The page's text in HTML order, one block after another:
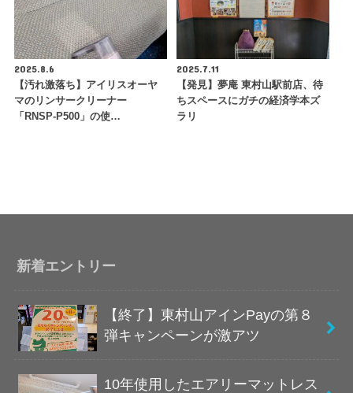
2025.8.6
【汚れ激落ち】アイリスオーヤ
マのリンサークリーナー
「RNSP-P500」の使…
2025.7.11
【発見】夢庵 東村山駅前店、待
ちスペースにガチの経済学本ズ
ラリ
新着エントリー
【終了】東村山アインPayの第８
弾キャンペーンが激アツ
10年使用したエアリーマットレス